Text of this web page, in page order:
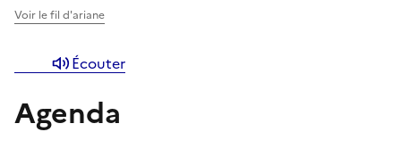
Voir le fil d'ariane
Écouter
Agenda